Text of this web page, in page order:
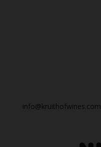
info@kruithofwines.com